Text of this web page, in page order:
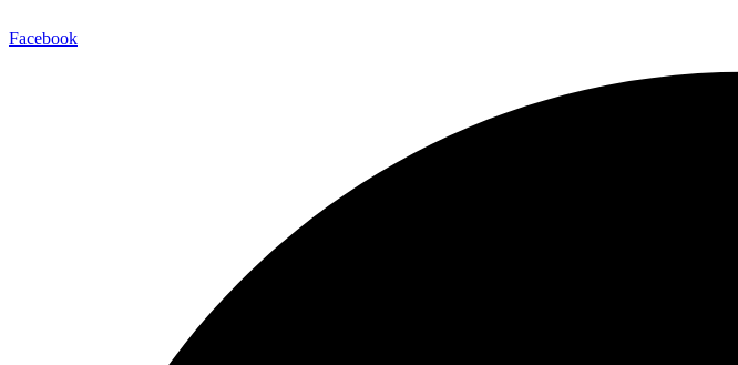
Facebook